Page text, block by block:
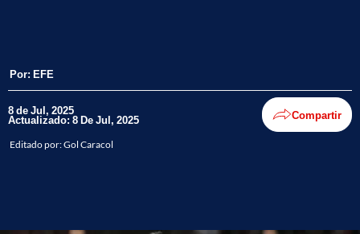
Por: EFE
8 de Jul, 2025
Actualizado: 8 De Jul, 2025 Compartir
Editado por:Gol Caracol